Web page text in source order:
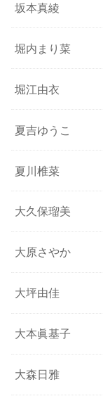
坂本真綾
堀内まり菜
堀江由衣
夏吉ゆうこ
夏川椎菜
大久保瑠美
大原さやか
大坪由佳
大本眞基子
大森日雅